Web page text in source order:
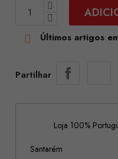
 Últimos artigos
Partilhar
Loja 100%
Santarém